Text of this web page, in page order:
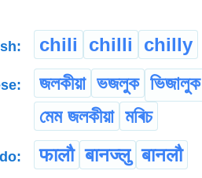
chili chilli chilly
জলকীয়া ভজলুক ভিজালুক
মেম জলকীয়া মৰিচ
फालौ बानज्लु बानलौ